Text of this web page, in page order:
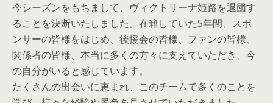
今シーズンをもちまして、ヴィクトリーナ姫路を退団す
ることを決断いたしました。在籍していた5年間、スポ
ンサーの皆様をはじめ、後援会の皆様、ファンの皆様、
関係者の皆様、本当に多くの方々に支えていただき、今
の自分がいると感じています。
たくさんの出会いに恵まれ、このチームで多くのことを